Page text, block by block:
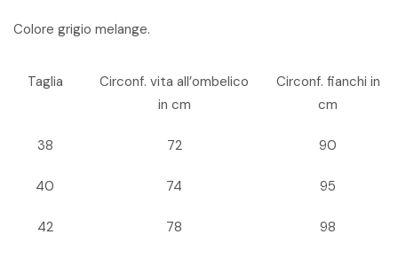
Colore grigio melange.
Taglia
Circonf. vita all’ombelico
in cm
Circonf. fianchi in
cm
38 72 90
40 74 95
42 78 98